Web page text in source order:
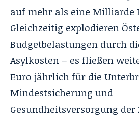
auf mehr als eine Milliarde
Gleichzeitig explodieren
Budgetbelastungen durch
Asylkosten – es fließen
Euro jährlich für die
Mindestsicherung und
Gesundheitsversorgung